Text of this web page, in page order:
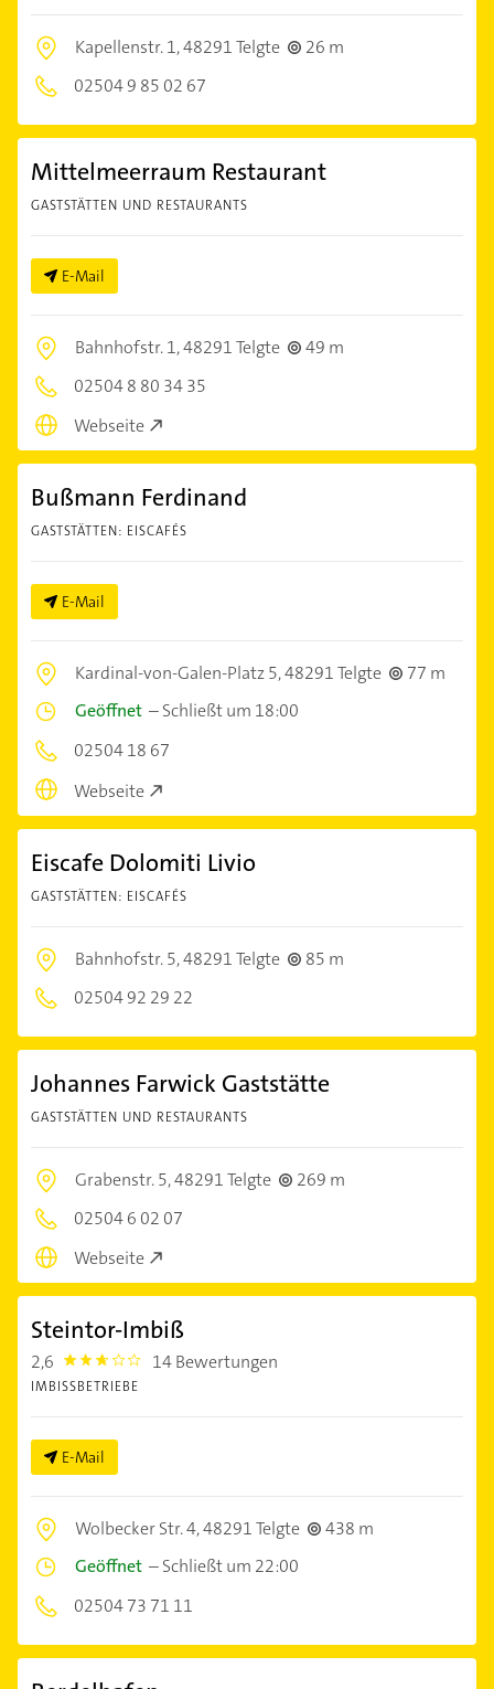
Kapellenstr. 1,48291 Telgte
26 m
02504 9 85 02 67
Mittelmeerraum Restaurant
GASTSTÄTTEN UND RESTAURANTS
E-Mail
Bahnhofstr. 1,48291 Telgte
49 m
02504 8 80 34 35
Webseite
Bußmann Ferdinand
GASTSTÄTTEN: EISCAFÉS
E-Mail
Kardinal-von-Galen-Platz 5,48291 Telgte
77 m
Geöffnet –Schließt um 18:00
02504 18 67
Webseite
Eiscafe Dolomiti Livio
GASTSTÄTTEN: EISCAFÉS
Bahnhofstr. 5,48291 Telgte
85 m
02504 92 29 22
Johannes Farwick Gaststätte
GASTSTÄTTEN UND RESTAURANTS
Grabenstr. 5,48291 Telgte
269 m
02504 6 02 07
Webseite
Steintor-Imbiß
2,6 2.6000001 14 Bewertungen
IMBISSBETRIEBE
E-Mail
Wolbecker Str. 4,48291 Telgte
438 m
Geöffnet –Schließt um 22:00
02504 73 71 11